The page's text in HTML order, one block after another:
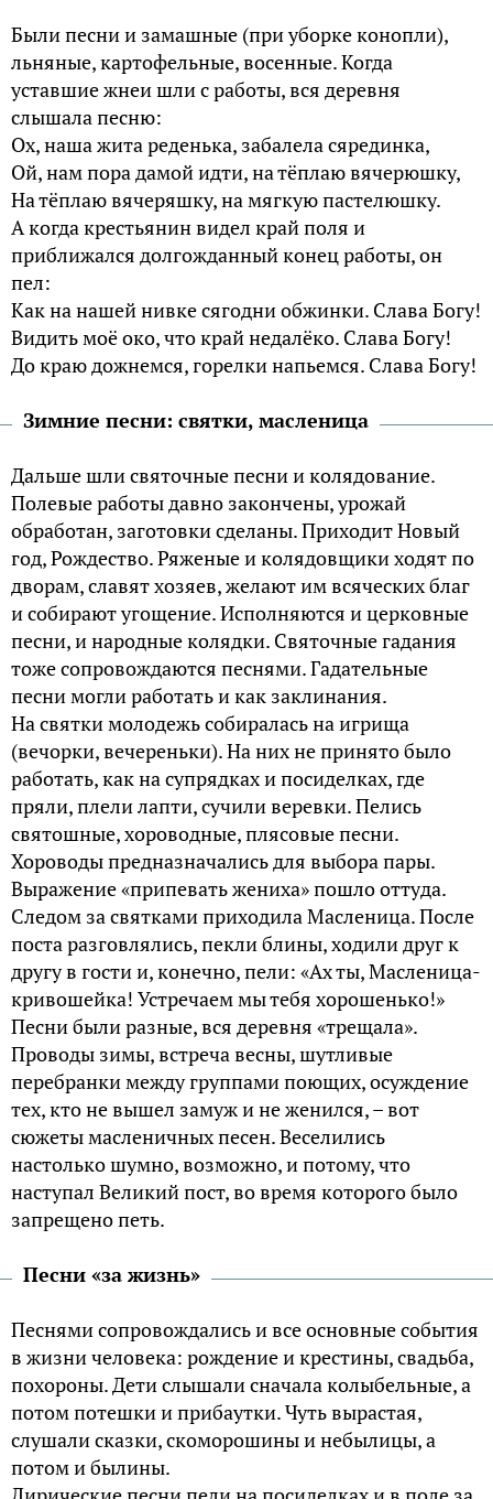
Были песни и замашные (при уборке конопли),
льняные, картофельные, восенные. Когда
уставшие жнеи шли с работы, вся деревня
слышала песню:
Ох, наша жита реденька, забалела сярединка,
Ой, нам пора дамой идти, на тёплаю вячерюшку,
На тёплаю вячеряшку, на мягкую пастелюшку.
А когда крестьянин видел край поля и
приближался долгожданный конец работы, он
пел:
Как на нашей нивке сягодни обжинки. Слава Богу!
Видить моё око, что край недалёко. Слава Богу!
До краю дожнемся, горелки напьемся. Слава Богу!
Зимние песни: святки, масленица
Дальше шли святочные песни и колядование.
Полевые работы давно закончены, урожай
обработан, заготовки сделаны. Приходит Новый
год, Рождество. Ряженые и колядовщики ходят по
дворам, славят хозяев, желают им всяческих благ
и собирают угощение. Исполняются и церковные
песни, и народные колядки. Святочные гадания
тоже сопровождаются песнями. Гадательные
песни могли работать и как заклинания.
На святки молодежь собиралась на игрища
(вечорки, вечереньки). На них не принято было
работать, как на супрядках и посиделках, где
пряли, плели лапти, сучили веревки. Пелись
святошные, хороводные, плясовые песни.
Хороводы предназначались для выбора пары.
Выражение «припевать жениха» пошло оттуда.
Следом за святками приходила Масленица. После
поста разговлялись, пекли блины, ходили друг к
другу в гости и, конечно, пели: «Ах ты, Масленица-
кривошейка! Устречаем мы тебя хорошенько!»
Песни были разные, вся деревня «трещала».
Проводы зимы, встреча весны, шутливые
перебранки между группами поющих, осуждение
тех, кто не вышел замуж и не женился, – вот
сюжеты масленичных песен. Веселились
настолько шумно, возможно, и потому, что
наступал Великий пост, во время которого было
запрещено петь.
Песни «за жизнь»
Песнями сопровождались и все основные события
в жизни человека: рождение и крестины, свадьба,
похороны. Дети слышали сначала колыбельные, а
потом потешки и прибаутки. Чуть вырастая,
слушали сказки, скоморошины и небылицы, а
потом и былины.